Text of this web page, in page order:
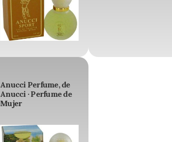
Anucci Perfume, de
Anucci · Perfume de
Mujer